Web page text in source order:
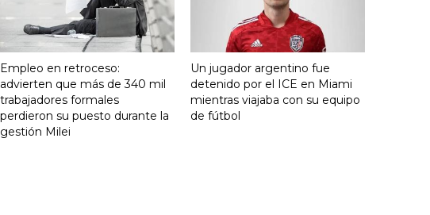
Empleo en retroceso:
advierten que más de 340 mil
trabajadores formales
perdieron su puesto durante la
gestión Milei
Un jugador argentino fue
detenido por el ICE en Miami
mientras viajaba con su equipo
de fútbol